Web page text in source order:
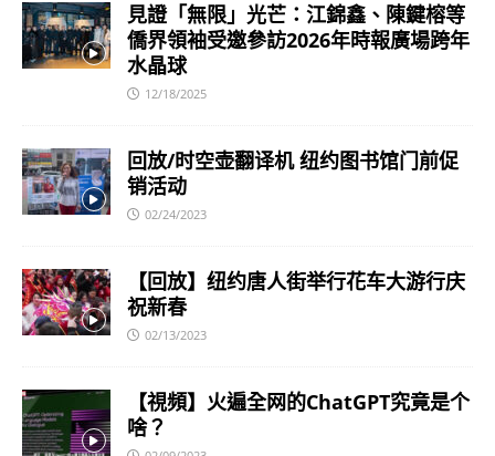
見證「無限」光芒：江錦鑫、陳鍵榕等
僑界領袖受邀參訪2026年時報廣場跨年
水晶球
12/18/2025
回放/时空壶翻译机 纽约图书馆门前促
销活动
02/24/2023
【回放】纽约唐人街举行花车大游行庆
祝新春
02/13/2023
【視頻】火遍全网的ChatGPT究竟是个
啥？